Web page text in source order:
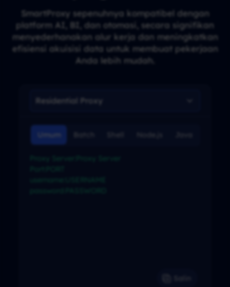
SmartProxy sepenuhnya kompatibel dengan
platform AI, BI, dan otomasi, secara signifikan
menyederhanakan alur kerja dan meningkatkan
efisiensi akuisisi data untuk membuat pekerjaan
Anda lebih mudah.
Umum